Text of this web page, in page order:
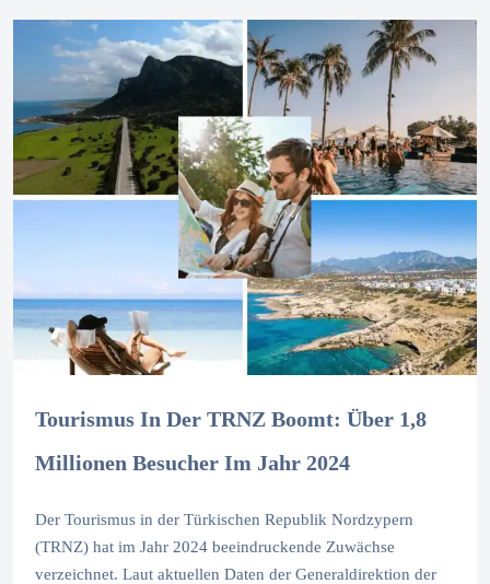
Tourismus In Der TRNZ Boomt: Über 1,8
Millionen Besucher Im Jahr 2024
Der Tourismus in der Türkischen Republik Nordzypern
(TRNZ) hat im Jahr 2024 beeindruckende Zuwächse
verzeichnet. Laut aktuellen Daten der Generaldirektion der